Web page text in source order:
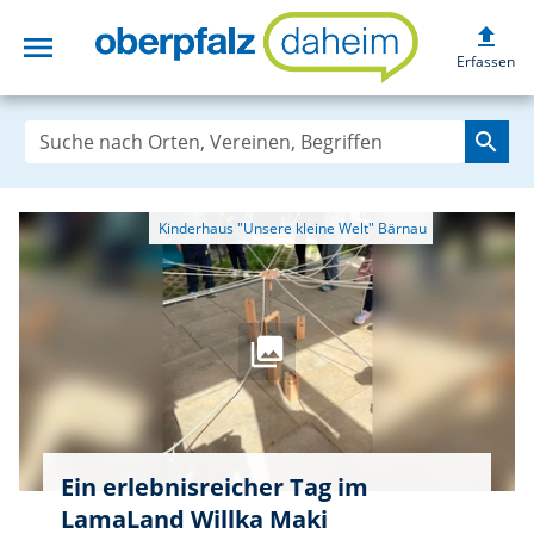
menu upload
Erfassen
search
Ein erlebnisreicher Tag im
LamaLand Willka Maki